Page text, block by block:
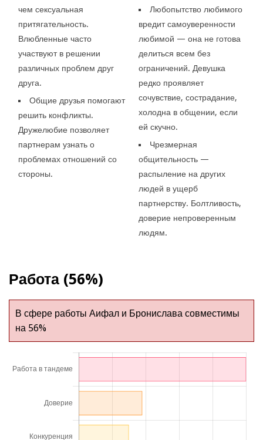
чем сексуальная
притягательность.
Влюбленные часто
участвуют в решении
различных проблем друг
друга.
Общие друзья помогают
решить конфликты.
Дружелюбие позволяет
партнерам узнать о
проблемах отношений со
стороны.
Любопытство любимого
вредит самоуверенности
любимой — она не готова
делиться всем без
ограничений. Девушка
редко проявляет
сочувствие, сострадание,
холодна в общении, если
ей скучно.
Чрезмерная
общительность —
распыление на других
людей в ущерб
партнерству. Болтливость,
доверие непроверенным
людям.
Работа (56%)
В сфере работы Аифал и Бронислава совместимы
на 56%